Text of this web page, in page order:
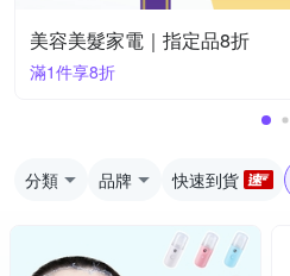
美容美髮家電｜指定品8折
滿1件享8折
分類 品牌 快速到貨